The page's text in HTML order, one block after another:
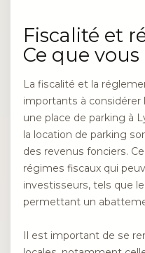
Fiscalité et
Ce que
La fiscalité et la
importants à considérer
une place de parking à
la location de parking
des revenus fonciers.
régimes fiscaux qui
investisseurs, tels que
permettant un
Il est important de se